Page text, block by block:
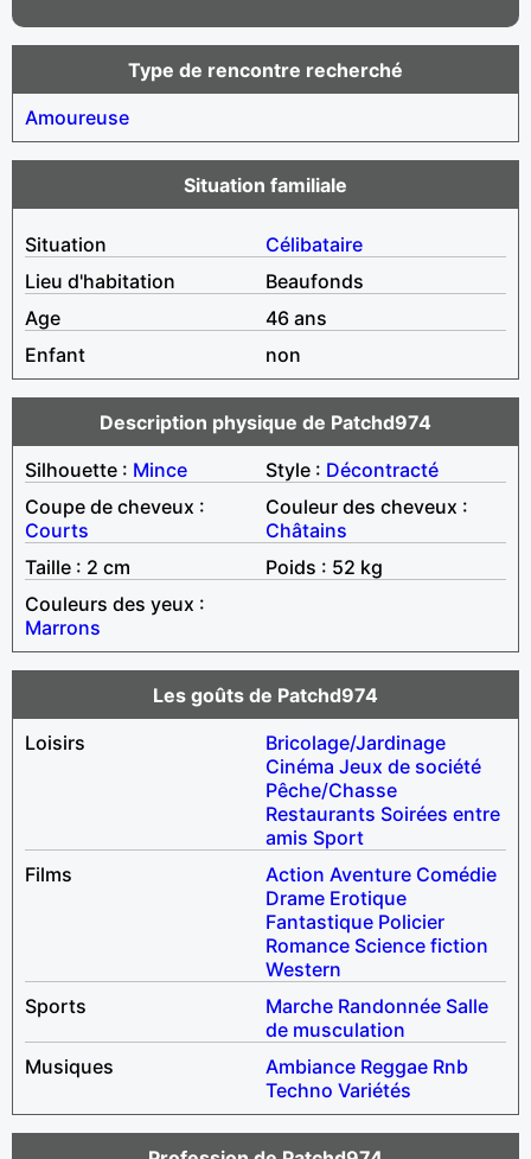
Type de rencontre recherché
Amoureuse
Situation familiale
Situation
Célibataire
Lieu d'habitation
Beaufonds
Age
46 ans
Enfant
non
Description physique de Patchd974
Silhouette : Mince Style : Décontracté
Coupe de cheveux :
Courts
Couleur des cheveux :
Châtains
Taille : 2 cm
Poids : 52 kg
Couleurs des yeux :
Marrons
Les goûts de Patchd974
Loisirs
Bricolage/Jardinage
Cinéma Jeux de société
Pêche/Chasse
Restaurants Soirées entre
amis Sport
Films
Action Aventure Comédie
Drame Erotique
Fantastique Policier
Romance Science fiction
Western
Sports
Marche Randonnée Salle
de musculation
Musiques
Ambiance Reggae Rnb
Techno Variétés